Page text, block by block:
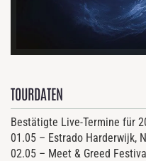
TOURDATEN
Bestätigte Live-Termine für
01.05 – Estrado Harderwijk,
02.05 – Meet & Greed